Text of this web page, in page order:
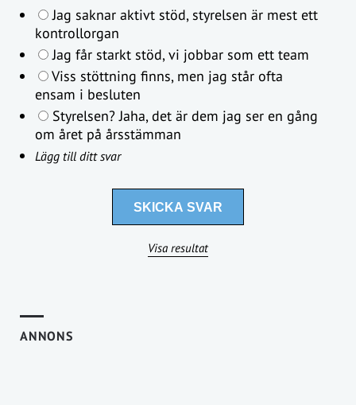
Jag saknar aktivt stöd, styrelsen är mest ett
kontrollorgan
Jag får starkt stöd, vi jobbar som ett team
Viss stöttning finns, men jag står ofta
ensam i besluten
Styrelsen? Jaha, det är dem jag ser en gång
om året på årsstämman
Lägg till ditt svar
Visa resultat
ANNONS